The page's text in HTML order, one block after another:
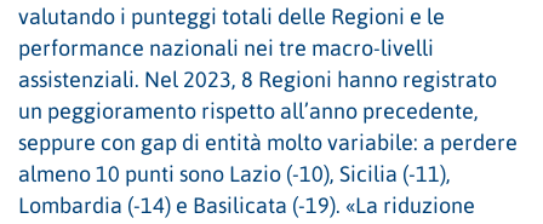
valutando i punteggi totali delle Regioni e le
performance nazionali nei tre macro-livelli
assistenziali. Nel 2023, 8 Regioni hanno registrato
un peggioramento rispetto all’anno precedente,
seppure con gap di entità molto variabile: a perdere
almeno 10 punti sono Lazio (-10), Sicilia (-11),
Lombardia (-14) e Basilicata (-19). «La riduzione